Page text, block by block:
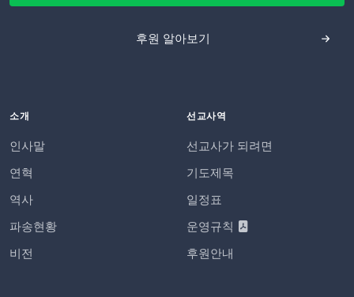
후원 알아보기
소개
인사말
연혁
역사
파송현황
비전
선교사역
선교사가 되려면
기도제목
일정표
운영규칙
후원안내